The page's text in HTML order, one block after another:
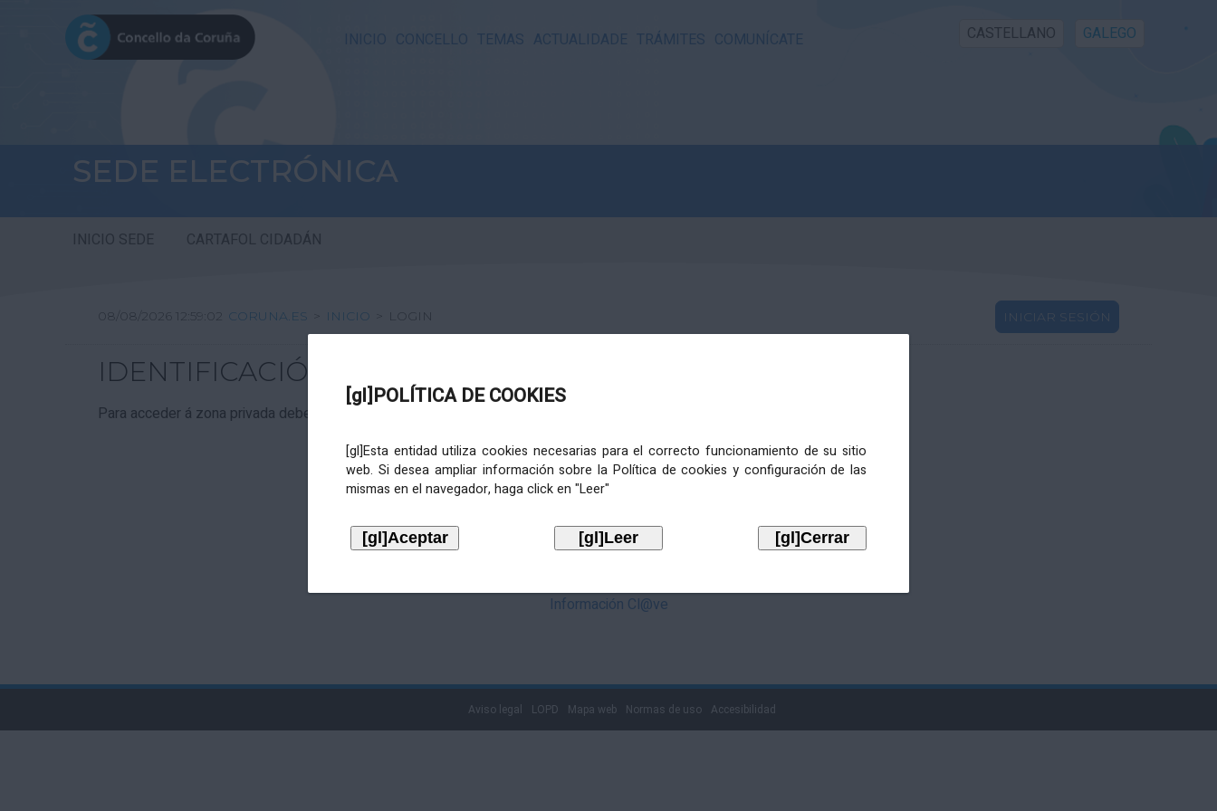
INICIO CONCELLO TEMAS ACTUALIDADE TRÁMITES COMUNÍCATE CASTELLANO GALEGO
SEDE ELECTRÓNICA
INICIO SEDE CARTAFOL CIDADÁN
[gl]POLÍTICA DE COOKIES
[gl]Esta entidad utiliza cookies necesarias para el correcto funcionamiento de su sitio
web. Si desea ampliar información sobre la Política de cookies y configuración de las
mismas en el navegador, haga click en "Leer"
08/08/2026 12:59:02 CORUNA.ES > INICIO > LOGIN INICIAR SESIÓN
IDENTIFICACIÓN
Para acceder á zona privada debe identificarse mediante Cl@ve. Pulse no logotipo
Información Cl@ve
Aviso legal LOPD Mapa web Normas de uso Accesibilidad